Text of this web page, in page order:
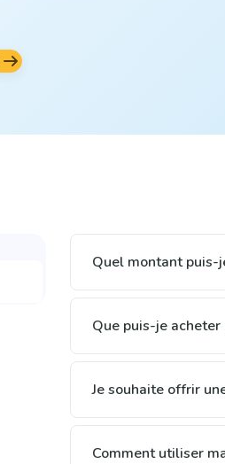
Quel montant puis-
Que puis-je
Je souhaite offrir
Comment utiliser